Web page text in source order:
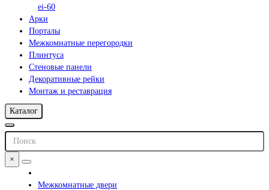
ei-60
Арки
Порталы
Межкомнатные перегородки
Плинтуса
Стеновые панели
Декоративные рейки
Монтаж и реставрация
Каталог
×
Межкомнатные двери